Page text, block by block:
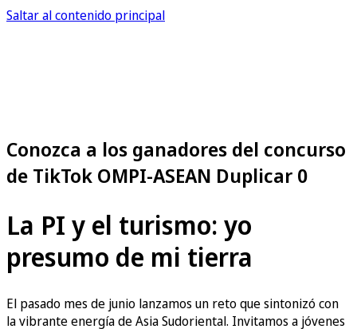
Saltar al contenido principal
Conozca a los ganadores del concurso
de TikTok OMPI-ASEAN Duplicar 0
La PI y el turismo: yo
presumo de mi tierra
El pasado mes de junio lanzamos un reto que sintonizó con
la vibrante energía de Asia Sudoriental. Invitamos a jóvenes